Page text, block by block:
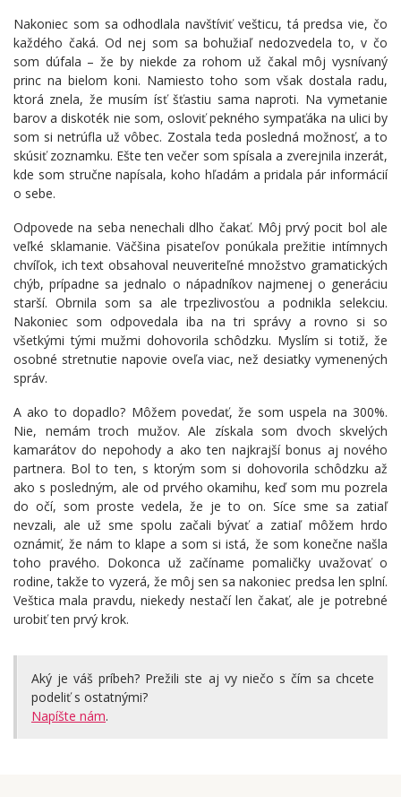
Nakoniec som sa odhodlala navštíviť vešticu, tá predsa vie, čo
každého čaká. Od nej som sa bohužiaľ nedozvedela to, v čo
som dúfala – že by niekde za rohom už čakal môj vysnívaný
princ na bielom koni. Namiesto toho som však dostala radu,
ktorá znela, že musím ísť šťastiu sama naproti. Na vymetanie
barov a diskoték nie som, osloviť pekného sympaťáka na ulici by
som si netrúfla už vôbec. Zostala teda posledná možnosť, a to
skúsiť zoznamku. Ešte ten večer som spísala a zverejnila inzerát,
kde som stručne napísala, koho hľadám a pridala pár informácií
o sebe.
Odpovede na seba nenechali dlho čakať. Môj prvý pocit bol ale
veľké sklamanie. Väčšina pisateľov ponúkala prežitie intímnych
chvíľok, ich text obsahoval neuveriteľné množstvo gramatických
chýb, prípadne sa jednalo o nápadníkov najmenej o generáciu
starší. Obrnila som sa ale trpezlivosťou a podnikla selekciu.
Nakoniec som odpovedala iba na tri správy a rovno si so
všetkými tými mužmi dohovorila schôdzku. Myslím si totiž, že
osobné stretnutie napovie oveľa viac, než desiatky vymenených
správ.
A ako to dopadlo? Môžem povedať, že som uspela na 300%.
Nie, nemám troch mužov. Ale získala som dvoch skvelých
kamarátov do nepohody a ako ten najkrajší bonus aj nového
partnera. Bol to ten, s ktorým som si dohovorila schôdzku až
ako s posledným, ale od prvého okamihu, keď som mu pozrela
do očí, som proste vedela, že je to on. Síce sme sa zatiaľ
nevzali, ale už sme spolu začali bývať a zatiaľ môžem hrdo
oznámiť, že nám to klape a som si istá, že som konečne našla
toho pravého. Dokonca už začíname pomaličky uvažovať o
rodine, takže to vyzerá, že môj sen sa nakoniec predsa len splní.
Veštica mala pravdu, niekedy nestačí len čakať, ale je potrebné
urobiť ten prvý krok.
Aký je váš príbeh? Prežili ste aj vy niečo s čím sa chcete
podeliť s ostatnými?
Napíšte nám.